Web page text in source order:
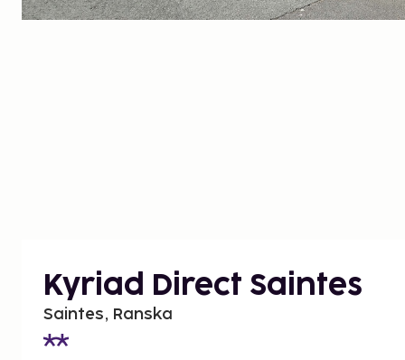
Kyriad Direct Saintes
Saintes, Ranska